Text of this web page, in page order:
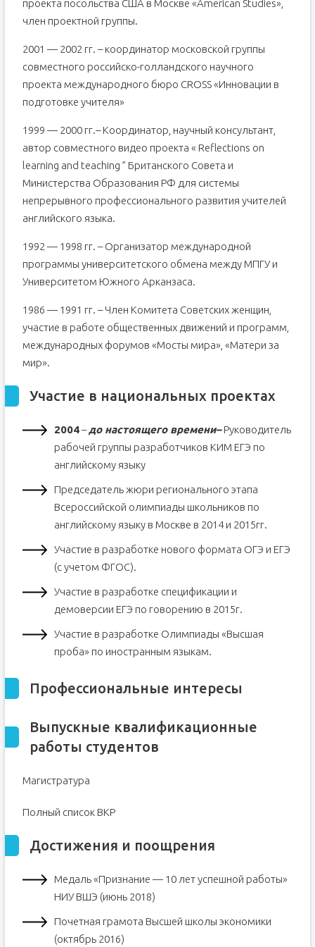
проекта посольства США в Москве «American Studies»,
член проектной группы.
2001 — 2002 гг. – координатор московской группы
совместного российско-голландского научного
проекта международного бюро CROSS «Инновации в
подготовке учителя»
1999 — 2000 гг.– Координатор, научный консультант,
автор совместного видео проекта « Reflections on
learning and teaching ” Британского Совета и
Министерства Образования РФ для системы
непрерывного профессионального развития учителей
английского языка.
1992 — 1998 гг. – Организатор международной
программы университетского обмена между МПГУ и
Университетом Южного Арканзаса.
1986 — 1991 гг. – Член Комитета Советских женщин,
участие в работе общественных движений и программ,
международных форумов «Мосты мира», «Матери за
мир».
Участие в национальных проектах
2004–до настоящего времени–Руководитель
рабочей группы разработчиков КИМ ЕГЭ по
английскому языку
Председатель жюри регионального этапа
Всероссийской олимпиады школьников по
английскому языку в Москве в 2014 и 2015гг.
Участие в разработке нового формата ОГЭ и ЕГЭ
(с учетом ФГОС).
Участие в разработке спецификации и
демоверсии ЕГЭ по говорению в 2015г.
Участие в разработке Олимпиады «Высшая
проба» по иностранным языкам.
Профессиональные интересы
Выпускные квалификационные
работы студентов
Магистратура
Полный список ВКР
Достижения и поощрения
Медаль «Признание — 10 лет успешной работы»
НИУ ВШЭ (июнь 2018)
Почетная грамота Высшей школы экономики
(октябрь 2016)